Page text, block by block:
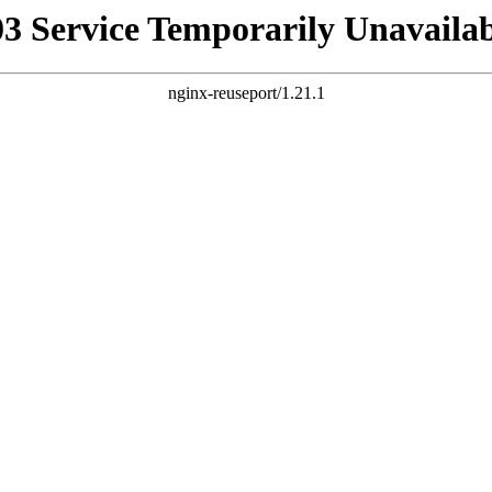
Service Temporarily
nginx-reuseport/1.21.1